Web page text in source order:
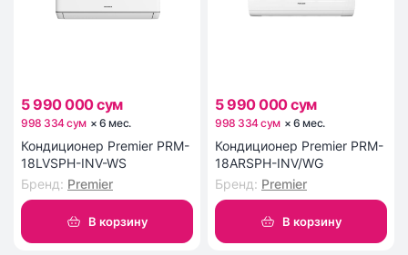
5 990 000 сум
998 334 сум ×6 мес.
Кондиционер Premier PRM-
18LVSPH-INV-WS
Бренд: Premier
В корзину
5 990 000 сум
998 334 сум ×6 мес.
Кондиционер Premier PRM-
18ARSPH-INV/WG
Бренд: Premier
В корзину